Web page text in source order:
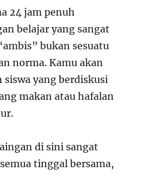
24 jam penuh
belajar yang sangat
bukan sesuatu
norma. Kamu akan
yang berdiskusi
makan atau hafalan
di sini sangat
tinggal bersama,